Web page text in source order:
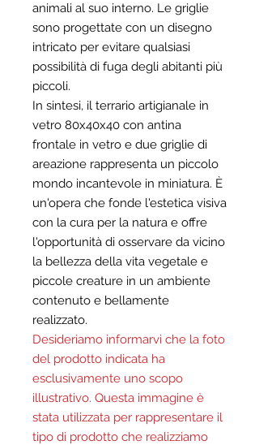
animali al suo interno. Le griglie
sono progettate con un disegno
intricato per evitare qualsiasi
possibilità di fuga degli abitanti più
piccoli.
In sintesi, il terrario artigianale in
vetro 80x40x40 con antina
frontale in vetro e due griglie di
areazione rappresenta un piccolo
mondo incantevole in miniatura. È
un'opera che fonde l'estetica visiva
con la cura per la natura e offre
l'opportunità di osservare da vicino
la bellezza della vita vegetale e
piccole creature in un ambiente
contenuto e bellamente
realizzato.
Desideriamo informarvi che la foto
del prodotto indicata ha
esclusivamente uno scopo
illustrativo. Questa immagine è
stata utilizzata per rappresentare il
tipo di prodotto che realizziamo